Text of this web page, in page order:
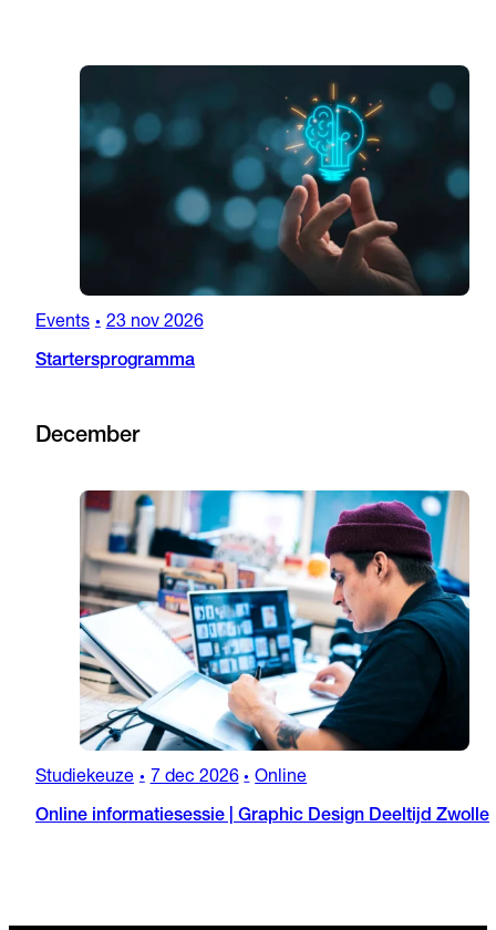
Events • 23 nov 2026
Startersprogramma
December
Studiekeuze • 7 dec 2026 • Online
Online informatiesessie | Graphic Design Deeltijd Zwolle